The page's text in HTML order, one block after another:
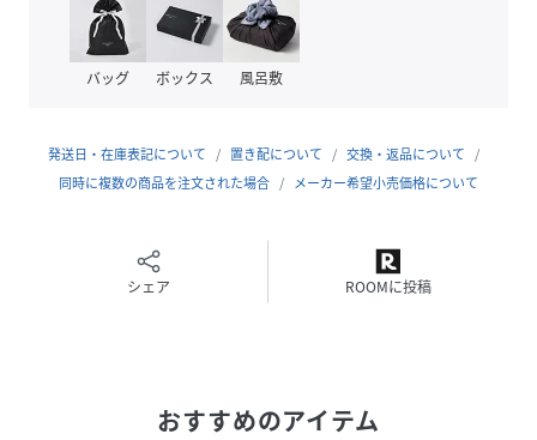
モデル身長：162cm 着用サイズ：ﾋﾟﾝｸ/ﾚｯﾄﾞ/3092/M
性別タイプ ユニセックス
素材
ポリエステル96%
バッグ ボックス 風呂敷
発送日・在庫表記について 置き配について
交換・返品について
同時に複数の商品を注文された場合
メーカー希望小売価格について
シェア ROOMに投稿
おすすめのアイテム